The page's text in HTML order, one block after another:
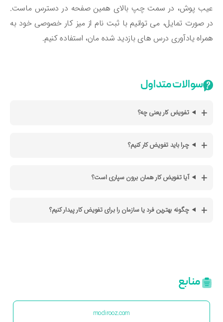
پوش، در سمت چپ بالای همین صفحه در دسترس ماست.
صورت تمایل، می توانیم با ثبت نام از میز کار خصوصی خود به
یادآوری درس های بازدید شده مان، استفاده کنیم.
سوالات متداول
تفویض کار یعنی چه؟
چرا باید تفویض کار کنیم؟
آیا تفویض کار همان برون سپاری است؟
چگونه بهترین فرد یا سازمان را برای تفویض کار پیدار کنیم؟
منابع
modirooz.com